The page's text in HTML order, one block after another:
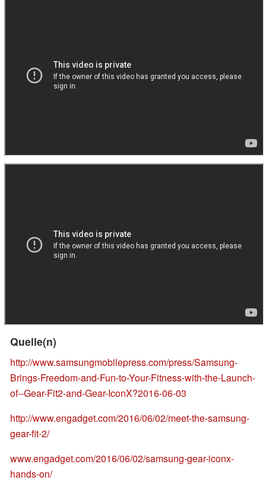
Quelle(n)
http://www.samsungmobilepress.com/press/Samsung-
Brings-Freedom-and-Fun-to-Your-Fitness-with-the-Launch-
of--Gear-Fit2-and-Gear-IconX?2016-06-03
http://www.engadget.com/2016/06/02/meet-the-samsung-
gear-fit-2/
www.engadget.com/2016/06/02/samsung-gear-iconx-
hands-on/